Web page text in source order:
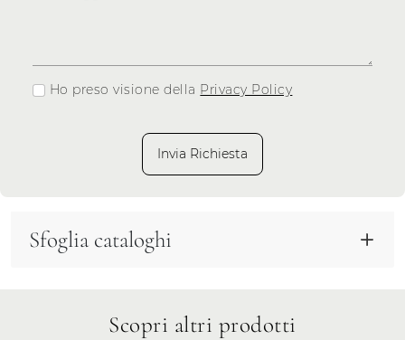
Ho preso visione della Privacy Policy
Invia Richiesta
Sfoglia cataloghi
Scopri altri prodotti